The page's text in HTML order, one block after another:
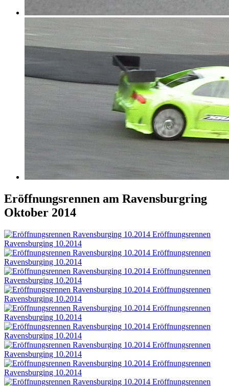
Eröffnungsrennen am Ravensburgring
Oktober 2014
Eröffnungsrennen
Ravensburging 10.2014
Eröffnungsrennen
Ravensburging 10.2014
Eröffnungsrennen
Ravensburging 10.2014
Eröffnungsrennen
Ravensburging 10.2014
Eröffnungsrennen
Ravensburging 10.2014
Eröffnungsrennen
Ravensburging 10.2014
Eröffnungsrennen
Ravensburging 10.2014
Eröffnungsrennen
Ravensburging 10.2014
Eröffnungsrennen